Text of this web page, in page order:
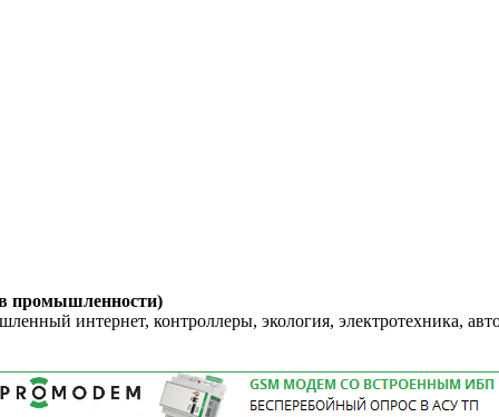
промышленности)
интернет, контроллеры, экология, электротехника,